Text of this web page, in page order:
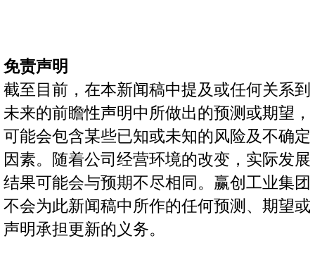
免责声明
截至目前，在本新闻稿中提及或任何关系到
未来的前瞻性声明中所做出的预测或期望，
可能会包含某些已知或未知的风险及不确定
因素。随着公司经营环境的改变，实际发展
结果可能会与预期不尽相同。赢创工业集团
不会为此新闻稿中所作的任何预测、期望或
声明承担更新的义务。